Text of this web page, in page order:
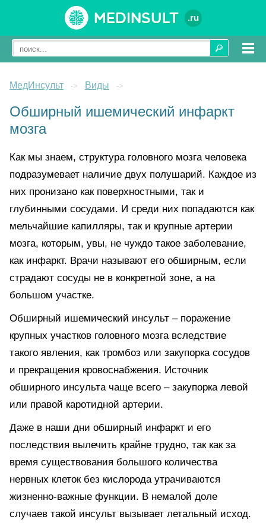
Medinsult .ru
МедИнсульт -> Виды ->
Обширный ишемический инфаркт
мозга
Как мы знаем, структура головного мозга человека
подразумевает наличие двух полушарий. Каждое из
них пронизано как поверхностными, так и
глубинными сосудами. И среди них попадаются как
мельчайшие капилляры, так и крупные артерии
мозга, которым, увы, не чуждо такое заболевание,
как инфаркт. Врачи называют его обширным, если
страдают сосуды не в конкретной зоне, а на
большом участке.
Обширный ишемический инсульт – поражение
крупных участков головного мозга вследствие
такого явления, как тромбоз или закупорка сосудов
и прекращения кровоснабжения. Источник
обширного инсульта чаще всего – закупорка левой
или правой каротидной артерии.
Даже в наши дни обширный инфаркт и его
последствия вылечить крайне трудно, так как за
время существования большого количества
нервных клеток без кислорода утрачиваются
жизненно-важные функции. В немалой доле
случаев такой инсульт вызывает летальный исход.